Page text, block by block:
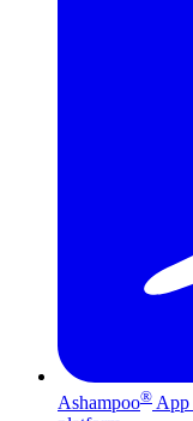
Ashampoo® App